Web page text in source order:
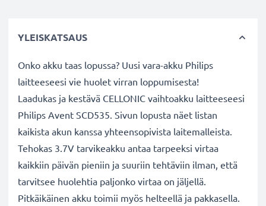
YLEISKATSAUS
Onko akku taas lopussa? Uusi vara-akku Philips
laitteeseesi vie huolet virran loppumisesta!
Laadukas ja kestävä CELLONIC vaihtoakku laitteeseesi
Philips Avent SCD535. Sivun lopusta näet listan
kaikista akun kanssa yhteensopivista laitemalleista.
Tehokas 3.7V tarvikeakku antaa tarpeeksi virtaa
kaikkiin päivän pieniin ja suuriin tehtäviin ilman, että
tarvitsee huolehtia paljonko virtaa on jäljellä.
Pitkäikäinen akku toimii myös helteellä ja pakkasella.